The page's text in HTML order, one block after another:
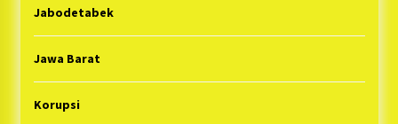
Jabodetabek
Jawa Barat
Korupsi